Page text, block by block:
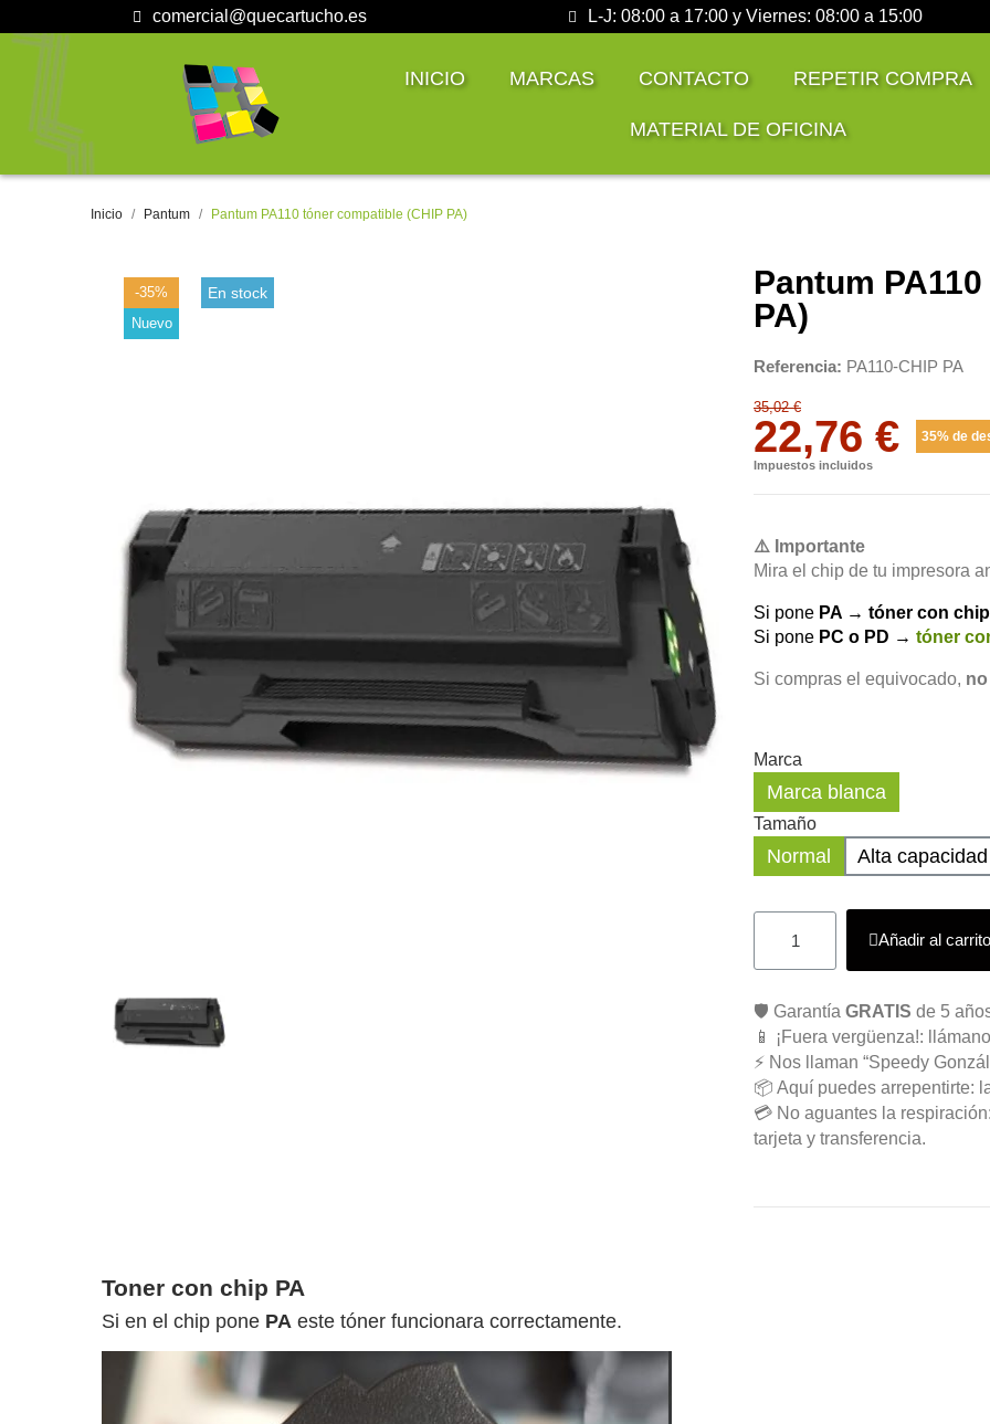
comercial@quecartucho.es L-J: 08:00 a 17:00 y Viernes: 08:00 a 15:00
INICIO MARCAS CONTACTO REPETIR COMPRA
MATERIAL DE OFICINA
Inicio Pantum Pantum PA110 tóner compatible (CHIP PA)
-35%
Nuevo
En stock
Pantum
PA)
Referencia PA110-CHIP PA
35,02 €
22,76 € 35% de
Impuestos incluidos
⚠️ Importante
Mira el chip de tu impresora
Si pone PA → tóner con
Si pone PC o PD → tóner
Si compras el equivocado,
Marca
Marca blanca
Tamaño
Normal Alta capacidad
Añadir al carrito
🛡️ Garantía GRATIS de 5
📱 ¡Fuera vergüenza!:
⚡ Nos llaman “Speedy
📦 Aquí puedes arrepentirte:
💳 No aguantes la
tarjeta y transferencia.
Toner con chip PA
Si en el chip pone PA este tóner funcionara correctamente.